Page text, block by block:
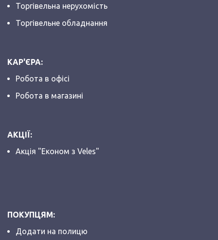
Торгівельна нерухомість
Торгівельне обладнання
КАР'ЄРА:
Робота в офісі
Робота в магазині
АКЦІЇ:
Акція "Економ з Veles"
ПОКУПЦЯМ:
Додати на полицю